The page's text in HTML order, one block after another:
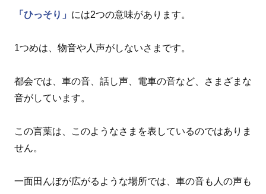
「ひっそり」 には2つの意味があります。
1つめは、物音や人声がしないさまです。
都会では、車の音、話し声、電車の音など、さまざまな
音がしています。
この言葉は、このようなさまを表しているのではありま
せん。
一面田んぼが広がるような場所では、車の音も人の声も